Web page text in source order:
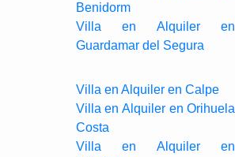
Benidorm
Villa en Alquiler en
Guardamar del Segura
Villa en Alquiler en Calpe
Villa en Alquiler en Orihuela
Costa
Villa en Alquiler en